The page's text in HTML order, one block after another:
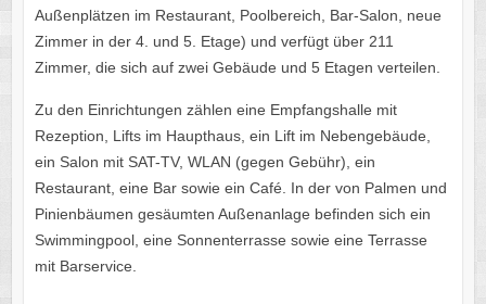
Außenplätzen im Restaurant, Poolbereich, Bar-Salon, neue
Zimmer in der 4. und 5. Etage) und verfügt über 211
Zimmer, die sich auf zwei Gebäude und 5 Etagen verteilen.
Zu den Einrichtungen zählen eine Empfangshalle mit
Rezeption, Lifts im Haupthaus, ein Lift im Nebengebäude,
ein Salon mit SAT-TV, WLAN (gegen Gebühr), ein
Restaurant, eine Bar sowie ein Café. In der von Palmen und
Pinienbäumen gesäumten Außenanlage befinden sich ein
Swimmingpool, eine Sonnenterrasse sowie eine Terrasse
mit Barservice.